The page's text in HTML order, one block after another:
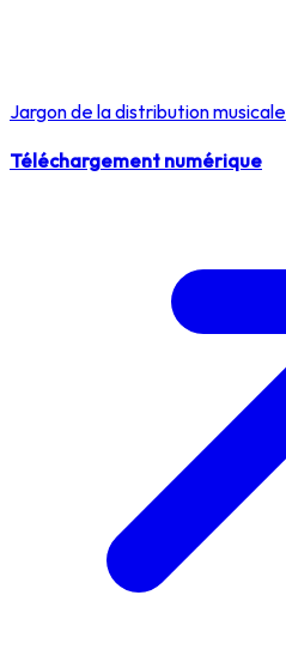
Jargon de la distribution musicale
Téléchargement numérique